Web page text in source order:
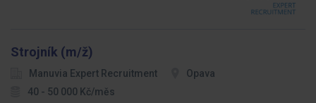
Strojník (m/ž)
Manuvia Expert Recruitment
Opava
40 - 50 000 Kč/měs